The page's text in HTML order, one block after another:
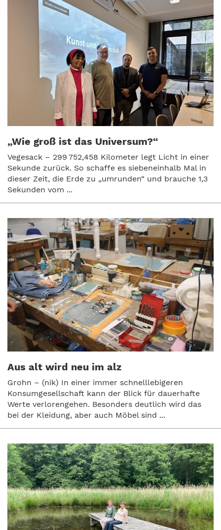
„Wie groß ist das Universum?“
Vegesack – 299 752,458 Kilometer legt Licht in einer
Sekunde zurück. So schaffe es siebeneinhalb Mal in
dieser Zeit, die Erde zu „umrunden“ und brauche 1,3
Sekunden vom ...
Aus alt wird neu im alz
Grohn – (nik) In einer immer schnelllebigeren
Konsumgesellschaft kann der Blick für dauerhafte
Werte verlorengehen. Besonders deutlich wird das
bei der Kleidung, aber auch Möbel sind ...